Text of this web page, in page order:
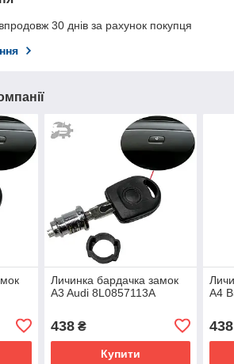
30 днів за рахунок покупця
Личинка бардачка замок
A3 Audi 8L0857113A
438₴
Купити
A4
438